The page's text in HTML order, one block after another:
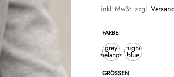
inkl. MwSt. zzgl.
FARBE
grey
melange
night
blue
GRÖSSEN